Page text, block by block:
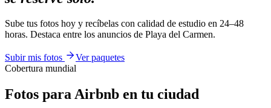
Sube tus fotos hoy y recíbelas con calidad de estudio en 24–48
horas. Destaca entre los anuncios de Playa del Carmen.
Subir mis fotos
Ver paquetes
Cobertura mundial
Fotos para Airbnb en tu ciudad